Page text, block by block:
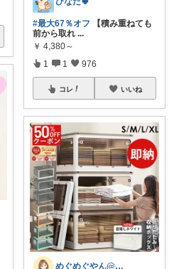
#最大67％オフ 【積み重ねても
前から取れ ...
￥ 4,380～
1 1 976
コレ いいね
めぐめぐやん@2児ママ×ゆるっと暮らし